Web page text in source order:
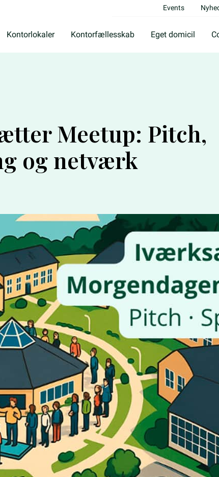
Events
Kontorlokaler Kontorfællesskab Eget domicil
Meetup: Pitch,
og netværk